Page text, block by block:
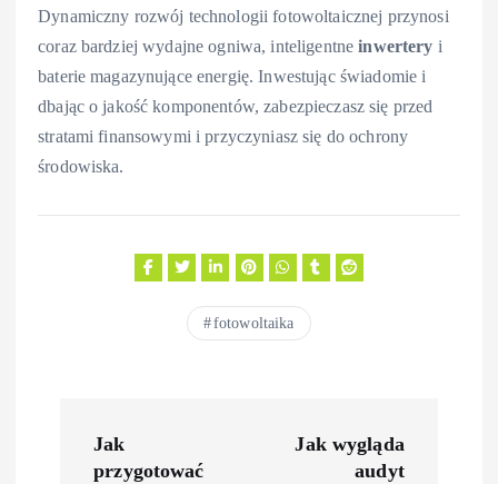
Dynamiczny rozwój technologii fotowoltaicznej przynosi
coraz bardziej wydajne ogniwa, inteligentneinwertery i
baterie magazynujące energię. Inwestując świadomie i
dbając o jakość komponentów, zabezpieczasz się przed
stratami finansowymi i przyczyniasz się do ochrony
środowiska.
fotowoltaika
Jak
przygotować
Jak wygląda
audyt